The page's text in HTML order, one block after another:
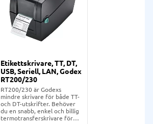
Etikettskrivare, TT, DT,
USB, Seriell, LAN, Godex
RT200/230
RT200/230 är Godexs
mindre skrivare för både TT-
och DT-utskrifter. Behöver
du en snabb, enkel och billig
termotransferskrivare för